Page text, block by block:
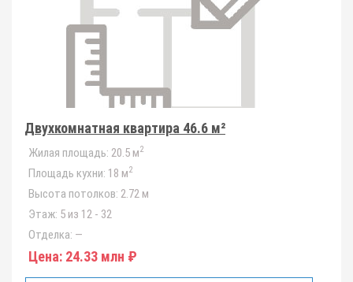
Двухкомнатная квартира 46.6 м²
Жилая площадь: 20.5 м2
Площадь кухни: 18 м2
Высота потолков: 2.72 м
Этаж: 5 из 12 - 32
Отделка: —
Цена: 24.33 млн ₽